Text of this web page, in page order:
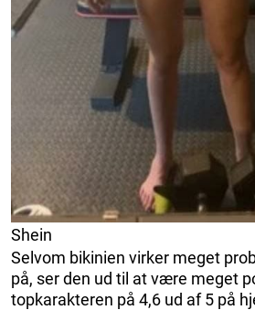
Shein
Selvom bikinien virker meget
på, ser den ud til at være meget
topkarakteren på 4,6 ud af 5 på